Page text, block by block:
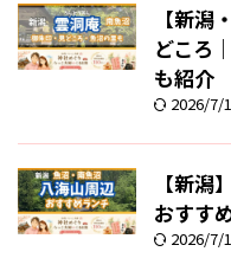
【新
どころ
も紹介
2026/7/
【新
おすす
2026/7/